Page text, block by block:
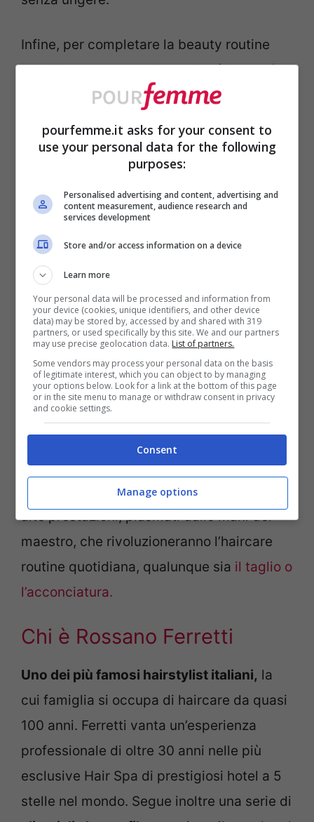
Infine, per completare la beauty routine
quotidiana per capelli lunghi, c’è ilNourish
& Protect Daily Hair Serumche nutre
secchezza. Davvero il tocco finale perfetto
per il look, per capelli dall’aspetto sano!
Insomma, Kiko Milano Haircare by Rossano
Ferretti offre prodotti facili da usare e ad
alte prestazioni, plasmati dalle mani del
maestro, che rivoluzioneranno l’haircare
routine quotidiana, qualunque sia il taglio o
l’acconciatura.
Chi è Rossano Ferretti
Uno dei più famosi hairstylist italiani, la
cui famiglia si occupa di haircare da quasi
100 anni. Ferretti vanta un’esperienza
professionale di oltre 30 anni nelle più
esclusive Hair Spa di prestigiosi hotel a 5
stelle nel mondo. Segue inoltre una serie di
pourfemme.it asks for your consent to
use your personal data for the following
purposes:
Personalised advertising and content, advertising and
content measurement, audience research and
services development
Store and/or access information on a device
Learn more
Your personal data will be processed and information from
your device (cookies, unique identifiers, and other device
data) may be stored by, accessed by and shared with 319
partners, or used specifically by this site. We and our partners
may use precise geolocation data. List of partners.
Some vendors may process your personal data on the basis
of legitimate interest, which you can object to by managing
your options below. Look for a link at the bottom of this page
or in the site menu to manage or withdraw consent in privacy
and cookie settings.
Consent
Manage options